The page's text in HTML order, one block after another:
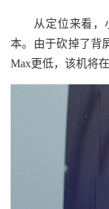
从定位来看，小
本。由于砍掉了背
Max更低，该机将